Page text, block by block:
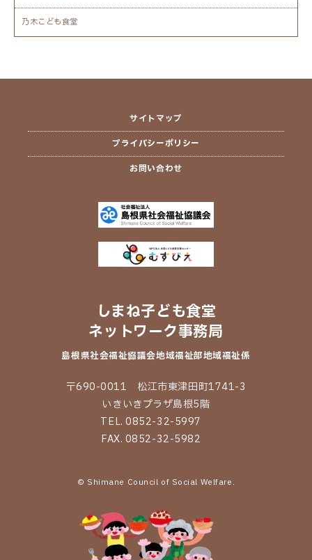
乃木こども食堂
サイトマップ
プライバシーポリシー
お問い合わせ
しまね子ども食堂
ネットワーク事務局
島根県社会福祉協議会地域福祉部地域福祉係
〒690-0011 松江市東津田町1741-3
いきいきプラザ島根5階
TEL. 0852-32-5997
FAX. 0852-32-5982
© Shimane Council of Social Welfare.